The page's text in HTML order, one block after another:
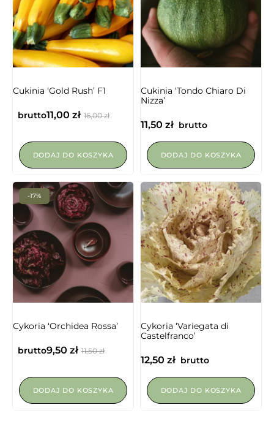
Cukinia ‘Gold Rush’ F1
16,00zł
11,00 zł
brutto
DODAJ DO KOSZYKA
Cukinia ‘Tondo Chiaro Di
Nizza’
11,50 zł brutto
DODAJ DO KOSZYKA
-17%
Cykoria ‘Orchidea Rossa’
11,50zł
9,50 zł
brutto
DODAJ DO KOSZYKA
Cykoria ‘Variegata di
Castelfranco’
12,50 zł brutto
DODAJ DO KOSZYKA